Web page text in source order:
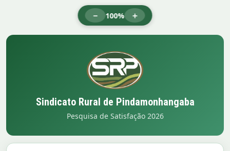
－ 100% ＋
Sindicato Rural de Pindamonhangaba
Pesquisa de Satisfação 2026